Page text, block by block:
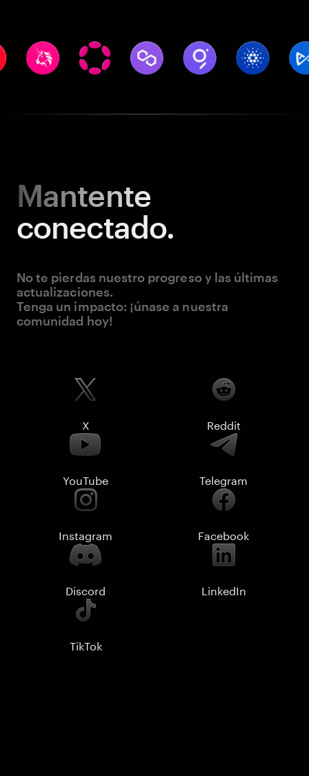
Mantente
conectado.
No te pierdas nuestro progreso y las últimas
actualizaciones.
Tenga un impacto: ¡únase a nuestra
comunidad hoy!
X Reddit
YouTube Telegram
Instagram Facebook
Discord LinkedIn
TikTok